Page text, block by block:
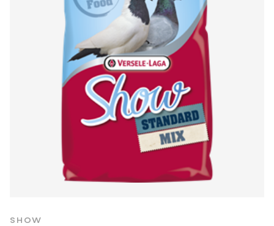
SHOW